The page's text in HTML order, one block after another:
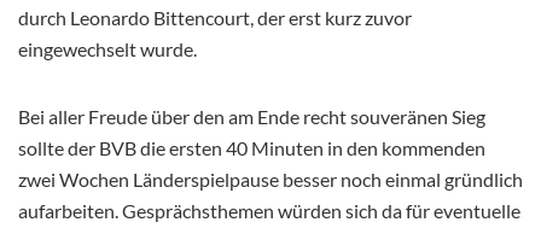
durch Leonardo Bittencourt, der erst kurz zuvor
eingewechselt wurde.
Bei aller Freude über den am Ende recht souveränen Sieg
sollte der BVB die ersten 40 Minuten in den kommenden
zwei Wochen Länderspielpause besser noch einmal gründlich
aufarbeiten. Gesprächsthemen würden sich da für eventuelle